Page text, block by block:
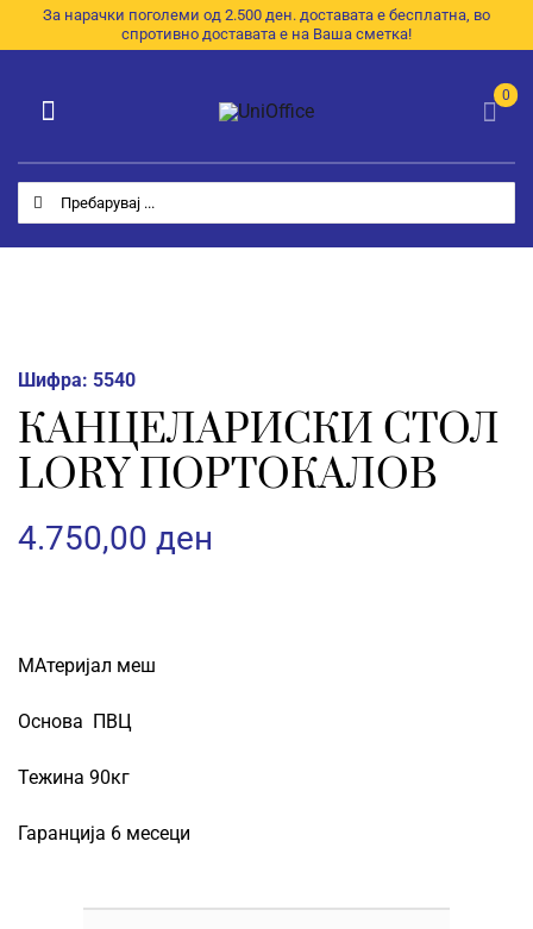
to
За нарачки поголеми од 2.500 ден. доставата е бесплатна, во
спротивно доставата е на Ваша сметка!
Search
for:
0
Toggle
Navigation
Категории
Почетна
E-Каталог
Контакт
Шифра: 5540
КАНЦЕЛАРИСКИ СТОЛ
LORY ПОРТОКАЛОВ
4.750,00 ден
МАтеријал меш
Основа ПВЦ
Тежина 90кг
Гаранција 6 месеци